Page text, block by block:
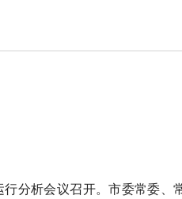
分析会议召开。市委常委、